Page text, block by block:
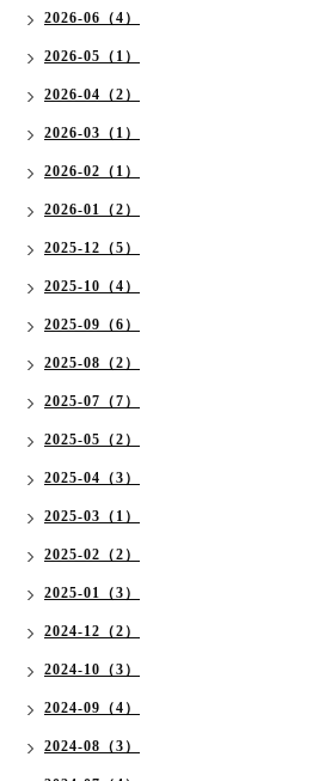
2026-06（4）
2026-05（1）
2026-04（2）
2026-03（1）
2026-02（1）
2026-01（2）
2025-12（5）
2025-10（4）
2025-09（6）
2025-08（2）
2025-07（7）
2025-05（2）
2025-04（3）
2025-03（1）
2025-02（2）
2025-01（3）
2024-12（2）
2024-10（3）
2024-09（4）
2024-08（3）